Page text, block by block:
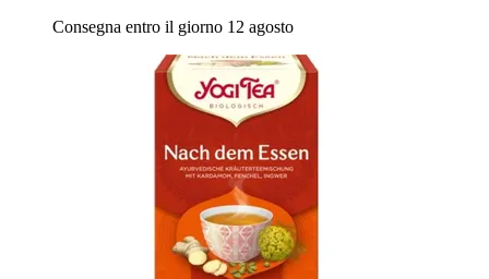
Consegna entro il giorno 12 agosto